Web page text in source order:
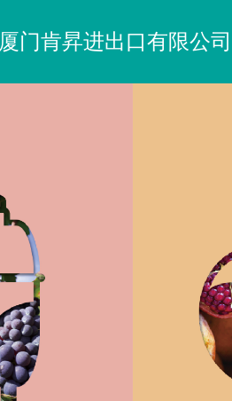
厦门肯昇进出口有限公司